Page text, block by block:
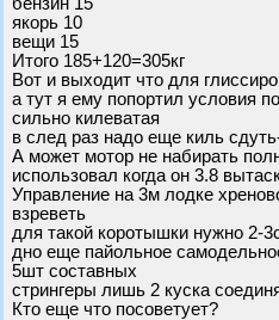
якорь 10
вещи 15
Итого 185+120=305кг
Вот и выходит что для
а тут я ему попортил условия
сильно килеватая
в след раз надо еще киль
А может мотор не набирать
использовал когда он 3.8
Управление на 3м лодке
взреветь
для такой коротышки нужно 2-
дно еще пайольное
5шт составных
стрингеры лишь 2 куска
Кто еще что посоветует?